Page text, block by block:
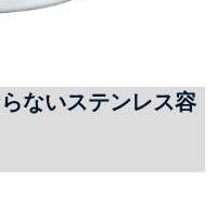
ないステンレス容